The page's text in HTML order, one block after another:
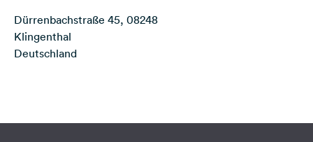
Instagram
Dürrenbachstraße 45, 08248
Klingenthal
Deutschland